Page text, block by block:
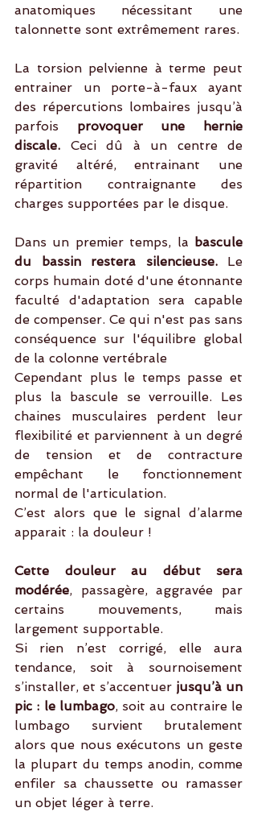
anatomiques nécessitant une
talonnette sont extrêmement rares.
La torsion pelvienne à terme peut
entrainer un porte-à-faux ayant
des répercutions lombaires jusqu’à
parfois provoquer une hernie
discale. Ceci dû à un centre de
gravité altéré, entrainant une
répartition contraignante des
charges supportées par le disque.
Dans un premier temps, la bascule
du bassin restera silencieuse. Le
corps humain doté d'une étonnante
faculté d'adaptation sera capable
de compenser. Ce qui n'est pas sans
conséquence sur l'équilibre global
de la colonne vertébrale
Cependant plus le temps passe et
plus la bascule se verrouille. Les
chaines musculaires perdent leur
flexibilité et parviennent à un degré
de tension et de contracture
empêchant le fonctionnement
normal de l'articulation.
C’est alors que le signal d’alarme
apparait : la douleur !
Cette douleur au début sera
modérée, passagère, aggravée par
certains mouvements, mais
largement supportable.
Si rien n’est corrigé, elle aura
tendance, soit à sournoisement
s’installer, et s’accentuer jusqu’à un
pic : le lumbago, soit au contraire le
lumbago survient brutalement
alors que nous exécutons un geste
la plupart du temps anodin, comme
enfiler sa chaussette ou ramasser
un objet léger à terre.